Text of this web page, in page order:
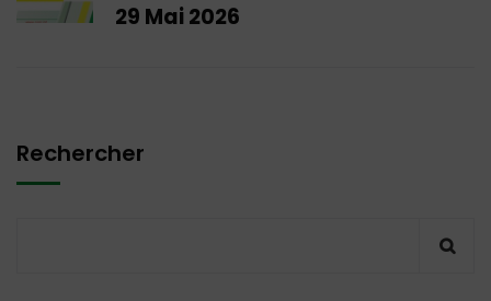
29 Mai 2026
Rechercher